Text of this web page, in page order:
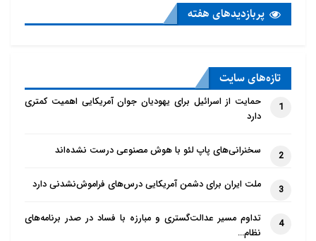
پربازدید‌های هفته
تازه‌‌های سایت
1
حمایت از اسرائیل برای یهودیان جوان آمریکایی اهمیت کمتری
دارد
2 سخنرانی‌های پاپ لئو با هوش مصنوعی درست نشده‌اند
3 ملت ایران برای دشمن آمریکایی درس‌های فراموش‌نشدنی دارد
4
تداوم مسیر عدالت‌گستری و مبارزه با فساد در صدر برنامه‌های
نظام…